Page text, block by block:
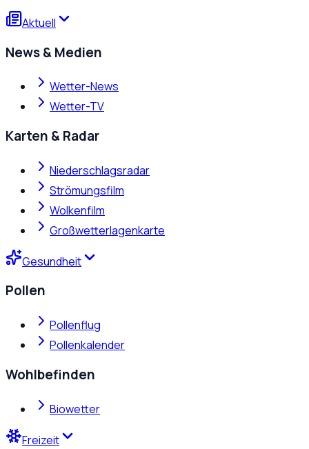
Aktuell
News & Medien
Wetter-News
Wetter-TV
Karten & Radar
Niederschlagsradar
Strömungsfilm
Wolkenfilm
Großwetterlagenkarte
Gesundheit
Pollen
Pollenflug
Pollenkalender
Wohlbefinden
Biowetter
Freizeit